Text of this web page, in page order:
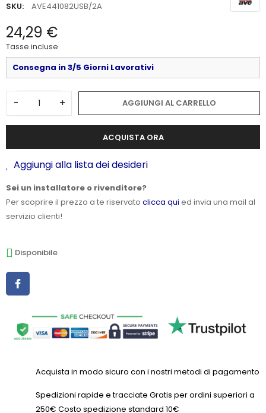
SKU:
AVE441082USB/2A
24,29 €
Tasse incluse
Consegna in 3/5 Giorni Lavorativi
- + AGGIUNGI AL CARRELLO
ACQUISTA ORA
Aggiungi alla lista dei desideri
Sei un installatore o rivenditore?
Per scoprire il prezzo a te riservato clicca qui ed invia una mail al
servizio clienti!
Disponibile
Acquista in modo sicuro con i nostri metodi di pagamento
Spedizioni rapide e tracciate Gratis per ordini superiori a
250€ Costo spedizione standard 10€